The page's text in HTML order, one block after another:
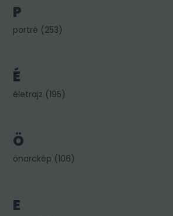
P
portré (253)
É
életrajz (195)
Ö
önarckép (106)
E